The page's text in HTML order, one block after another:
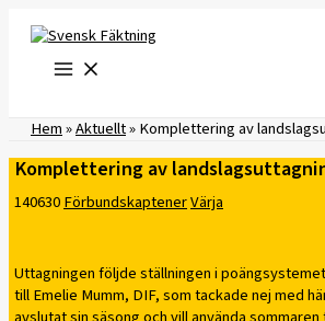
innehåll
Hem»Aktuellt»Komplettering av
Komplettering av
140630FörbundskaptenerVärja
Uttagningen följde ställningen i
till Emelie Mumm, DIF, som tackade nej med